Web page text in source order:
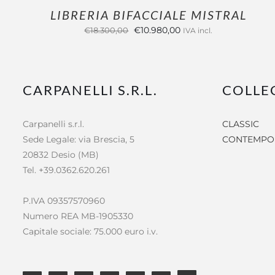
LIBRERIA BIFACCIALE MISTRAL
€18.300,00 Il
€18.300,00.
€10.980,00Il
€10.980,00.
IVA incl.
CARPANELLI S.R.L.
Carpanelli s.r.l.
Sede Legale: via Brescia, 5
20832 Desio (MB)
Tel. +39.0362.620.261
P.IVA 09357570960
Numero REA MB-1905330
Capitale sociale: 75.000 euro i.v.
CLASSIC